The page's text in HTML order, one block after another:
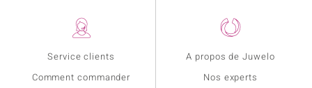
Service clients
Comment commander
A propos de Juwelo
Nos experts